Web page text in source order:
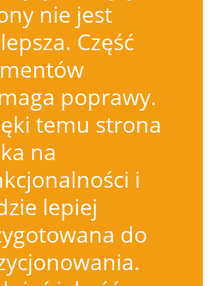
nie jest
Część
poprawy.
temu strona
na
i
lepiej
do